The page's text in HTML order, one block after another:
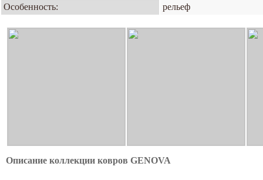
Особенность:
рельеф
Описание коллекции ковров GENOVA